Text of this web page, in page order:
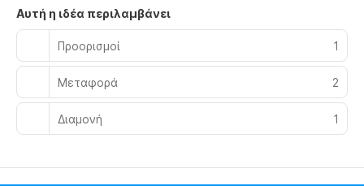
Αυτή η ιδέα περιλαμβάνει
Προορισμοί 1
Μεταφορά 2
Διαμονή 1